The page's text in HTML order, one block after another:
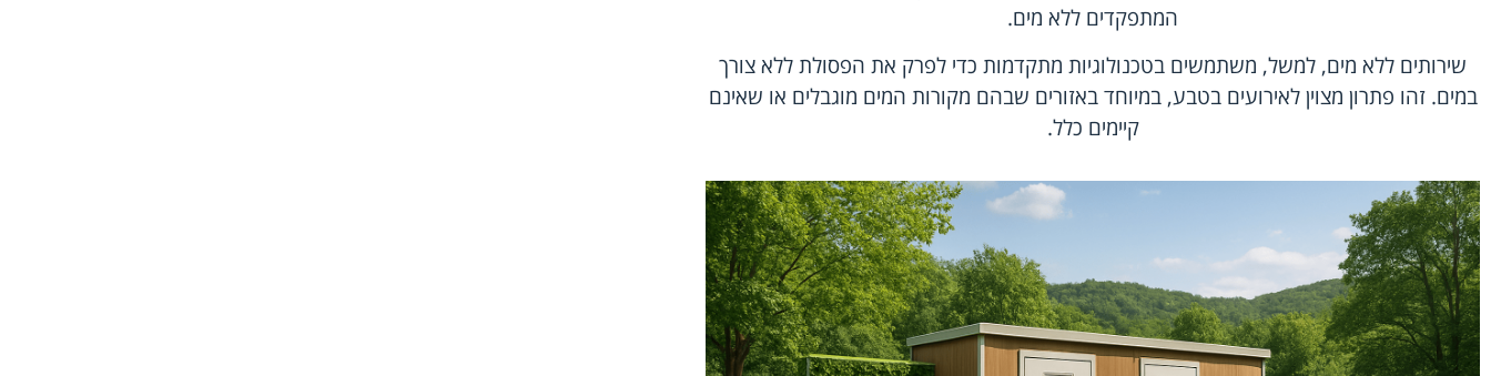
המתפקדים ללא מים.
שירותים ללא מים, למשל, משתמשים בטכנולוגיות מתקדמות כדי לפרק את הפסולת ללא צורך
במים. זהו פתרון מצוין לאירועים בטבע, במיוחד באזורים שבהם מקורות המים מוגבלים או שאינם
קיימים כלל.